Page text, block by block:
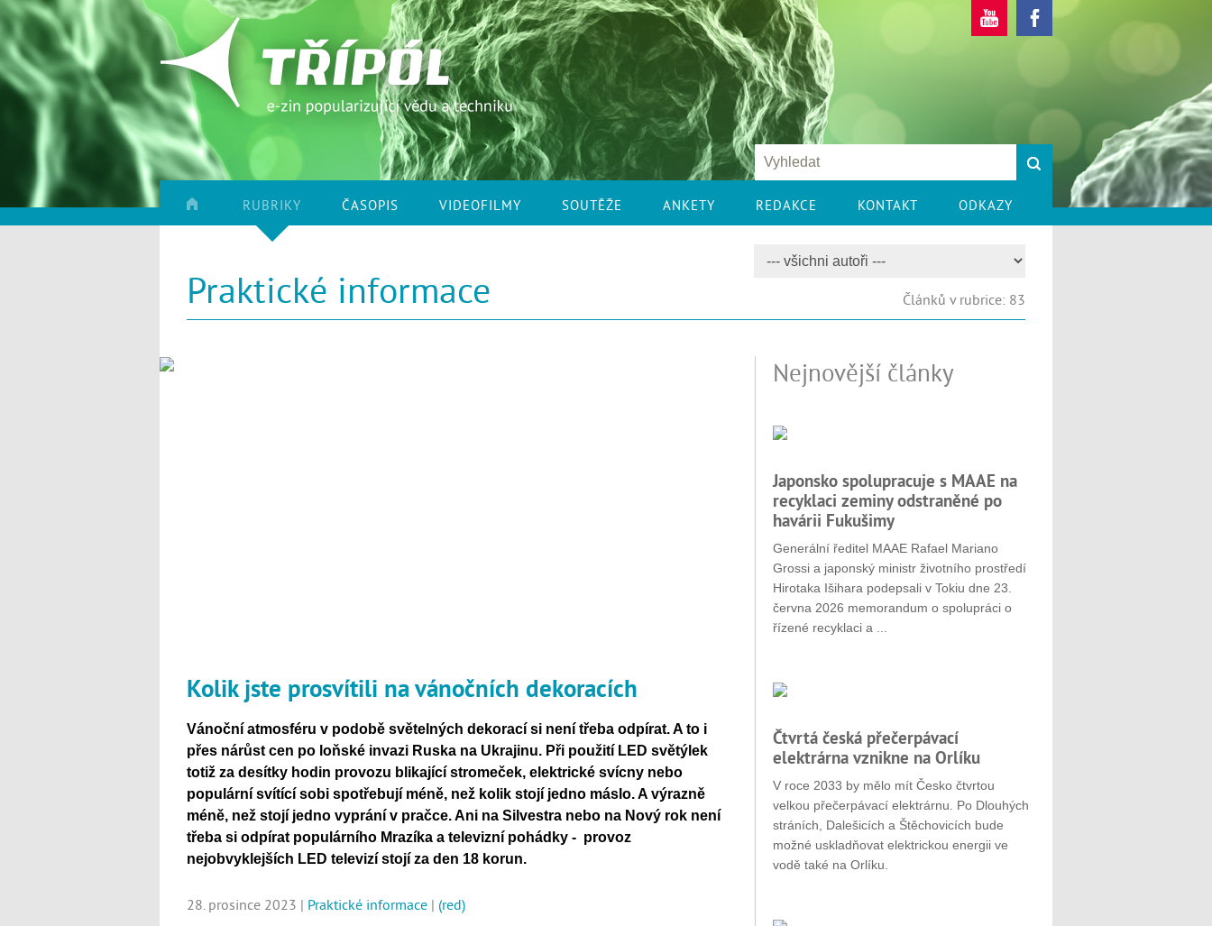
RUBRIKY ČASOPIS VIDEOFILMY SOUTĚŽE ANKETY REDAKCE KONTAKT ODKAZY
Praktické informace Článků v rubrice: 83
Kolik jste prosvítili na vánočních dekoracích
Vánoční atmosféru v podobě světelných dekorací si není třeba odpírat. A to i
přes nárůst cen po loňské invazi Ruska na Ukrajinu. Při použití LED světýlek
totiž za desítky hodin provozu blikající stromeček, elektrické svícny nebo
populární svítící sobi spotřebují méně, než kolik stojí jedno máslo. A výrazně
méně, než stojí jedno vyprání v pračce. Ani na Silvestra nebo na Nový rok není
třeba si odpírat populárního Mrazíka a televizní pohádky - provoz
nejobvyklejších LED televizí stojí za den 18 korun.
28. prosince 2023 | Praktické informace | (red)
Nejnovější články
Japonsko spolupracuje s MAAE na
recyklaci zeminy odstraněné po
havárii Fukušimy
Generální ředitel MAAE Rafael Mariano
Grossi a japonský ministr životního prostředí
Hirotaka Išihara podepsali v Tokiu dne 23.
června 2026 memorandum o spolupráci o
řízené recyklaci a ...
Čtvrtá česká přečerpávací
elektrárna vznikne na Orlíku
V roce 2033 by mělo mít Česko čtvrtou
velkou přečerpávací elektrárnu. Po Dlouhých
stráních, Dalešicích a Štěchovicích bude
možné uskladňovat elektrickou energii ve
vodě také na Orlíku.